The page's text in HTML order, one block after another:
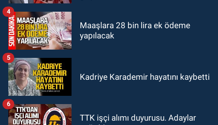
Maaşlara 28 bin lira ek ödeme
yapılacak
4
Kadriye Karademir hayatını kaybetti
5
TTK işçi alımı duyurusu. Adaylar
6